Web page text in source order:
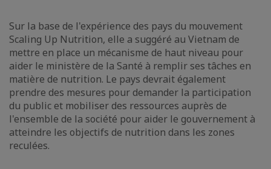
Sur la base de l'expérience des pays du mouvement
Scaling Up Nutrition, elle a suggéré au Vietnam de
mettre en place un mécanisme de haut niveau pour
aider le ministère de la Santé à remplir ses tâches en
matière de nutrition. Le pays devrait également
prendre des mesures pour demander la participation
du public et mobiliser des ressources auprès de
l'ensemble de la société pour aider le gouvernement à
atteindre les objectifs de nutrition dans les zones
reculées.